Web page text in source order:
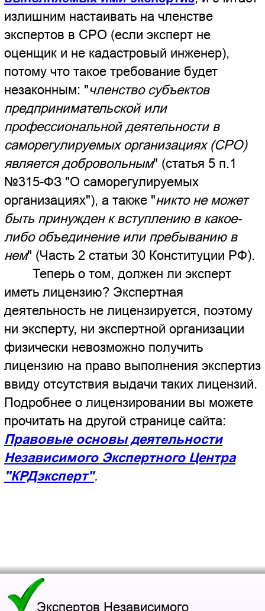
Судебная экспертиза "НЭЦ
КРДэксперт" качества
строительства многоквартирного
дома для Арбитражного суда
Судебная экспертиза "НЭЦ
КРДэксперт" по оценке ущерба для
Пятнадцатого Арбитражного
апелляционного суда
Судебная экспертиза "НЭЦ
КРДэксперт" стоимости
выполненного строительного
ремонта для Арбитражного суда
☎️ ✉️
© 2011 Независимый
Экспертный Центр
"КРДэксперт", Краснодар
ул. Ялтинская 36/Новгородская 2
Просьба перед приездом звонить
☎ +7-900-260-53-00
строй. отдел
Читать
Как заказать
экспертизу без
приезда в офис
Яндекс
✉️→ krdexpert@gmail.com←✉️← ✉️
2 ГИС Google
Как проехать, пройти?
🚗 🚌 🚴 🚶
↓ ЖМИТЕ ↓